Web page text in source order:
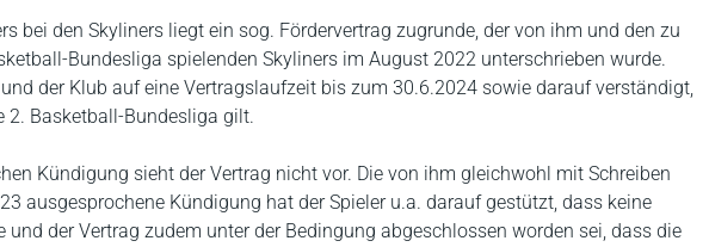
bei den Skyliners liegt ein sog. Fördervertrag zugrunde, der von ihm und den zu
Bundesliga spielenden Skyliners im August 2022 unterschrieben wurde.
der Klub auf eine Vertragslaufzeit bis zum 30.6.2024 sowie darauf verständigt,
2. Basketball-Bundesliga gilt.
Kündigung sieht der Vertrag nicht vor. Die von ihm gleichwohl mit Schreiben
ausgesprochene Kündigung hat der Spieler u.a. darauf gestützt, dass keine
der Vertrag zudem unter der Bedingung abgeschlossen worden sei, dass die